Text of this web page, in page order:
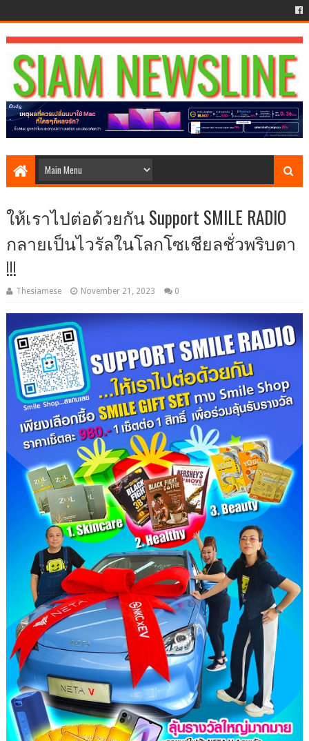
ให้เราไปต่อด้วยกัน Support SMILE RADIO
กลายเป็นไวรัลในโลกโซเชียลชั่วพริบตา
!!!
Thesiamese November 21, 2023 0